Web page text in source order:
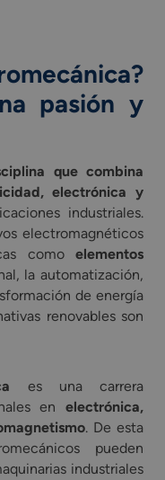
pasión y
que combina
electrónica y
industriales.
electromagnéticos
como elementos
la automatización,
de energía
renovables son
es una carrera
en electrónica,
. De esta
pueden
industriales